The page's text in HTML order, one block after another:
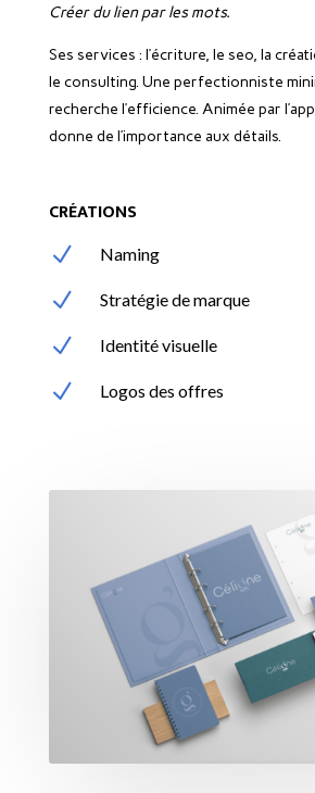
Créer du lien par les mots.
Ses services : l’écriture, le seo, la
le consulting. Une perfectionniste
recherche l’efficience. Animée par
donne de l’importance aux détails.
CRÉATIONS
N Naming
N Stratégie de marque
N Identité visuelle
N Logos des offres